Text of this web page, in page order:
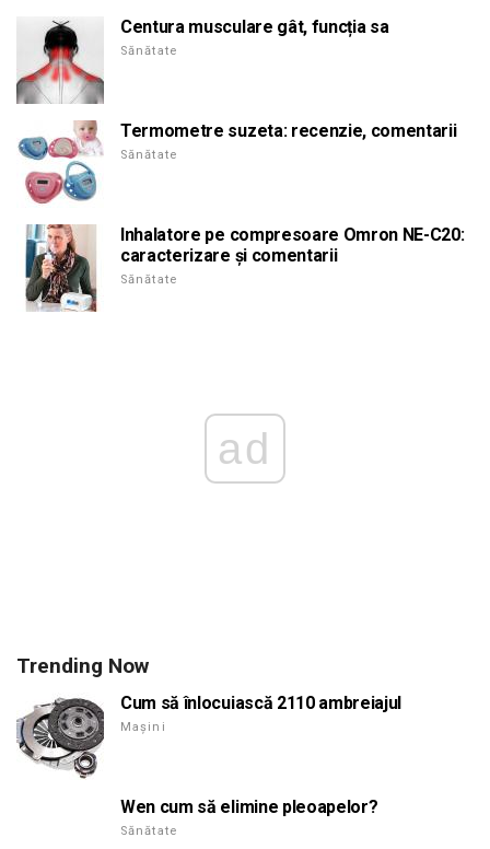
Centura musculare gât, funcția sa
Sănătate
Termometre suzeta: recenzie, comentarii
Sănătate
Inhalatore pe compresoare Omron NE-C20:
caracterizare și comentarii
Sănătate
ad
Trending Now
Cum să înlocuiască 2110 ambreiajul
Mașini
Wen cum să elimine pleoapelor?
Sănătate